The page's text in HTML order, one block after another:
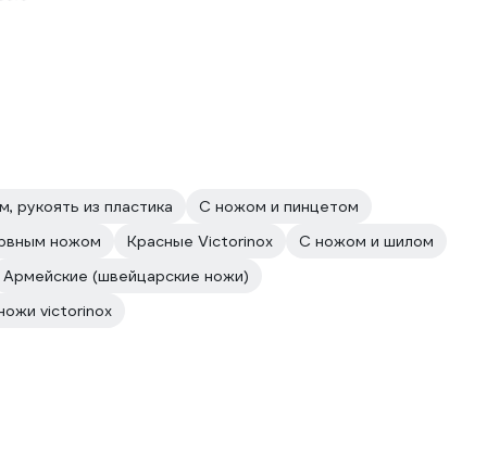
рукоять из пластика
С ножом и пинцетом
ножом Красные Victorinox
С ножом и шилом
Армейские (швейцарские ножи)
victorinox